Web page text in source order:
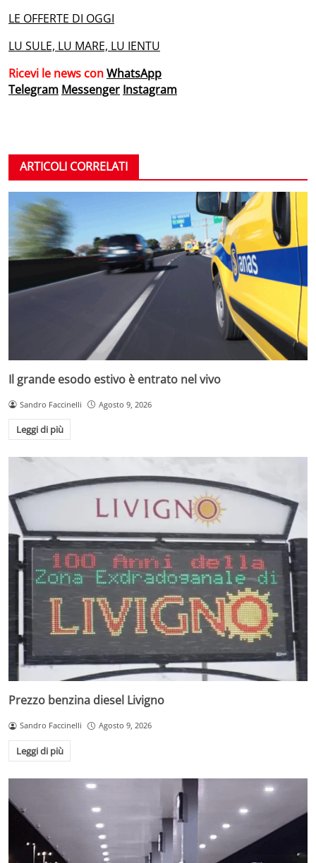
LE OFFERTE DI OGGI
LU SULE, LU MARE, LU IENTU
Ricevi le news conWhatsApp
Telegram Messenger Instagram
ARTICOLI CORRELATI
Il grande esodo estivo è entrato nel vivo
Sandro Faccinelli Agosto 9, 2026
Leggi di più
Prezzo benzina diesel Livigno
Sandro Faccinelli Agosto 9, 2026
Leggi di più